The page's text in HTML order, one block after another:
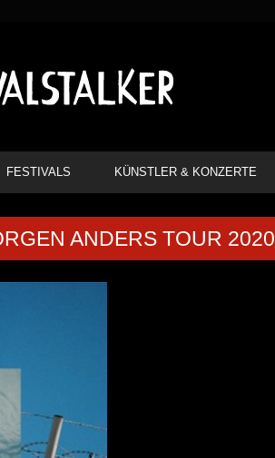
FESTIVALS KÜNSTLER & KONZERTE
ANDERS TOUR 2020